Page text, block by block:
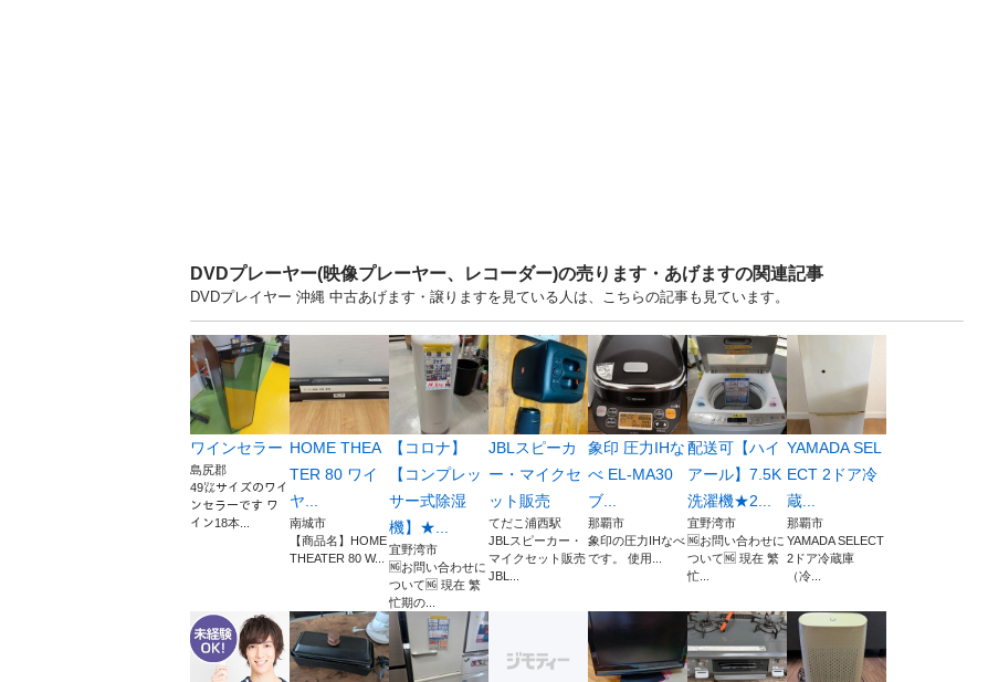
DVDプレーヤー(映像プレーヤー、レコーダー)の売ります・あげますの関連記事
DVDプレイヤー 沖縄 中古あげます・譲りますを見ている人は、こちらの記事も見ています。
ワインセラー
島尻郡
49㍑サイズのワイ
ンセラーです ワ
イン18本...
HOME THEA
TER 80 ワイ
ヤ...
南城市
【商品名】HOME
THEATER 80 W...
【コロナ】
【コンプレッ
サー式除湿
機】★...
宜野湾市
🆖お問い合わせに
ついて🆖 現在 繁
忙期の...
JBLスピーカ
ー・マイクセ
ット販売
てだこ浦西駅
JBLスピーカー・
マイクセット販売
JBL...
象印 圧力IHな
べ EL-MA30
ブ...
那覇市
象印の圧力IHなべ
です。 使用...
配送可【ハイ
アール】7.5K
洗濯機★2...
宜野湾市
🆖お問い合わせに
ついて🆖 現在 繁
忙...
YAMADA SEL
ECT 2ドア冷
蔵...
那覇市
YAMADA SELECT
2ドア冷蔵庫
（冷...